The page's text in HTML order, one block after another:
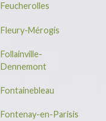
Feucherolles
Fleury-Mérogis
Follainville-
Dennemont
Fontainebleau
Fontenay-en-Parisis